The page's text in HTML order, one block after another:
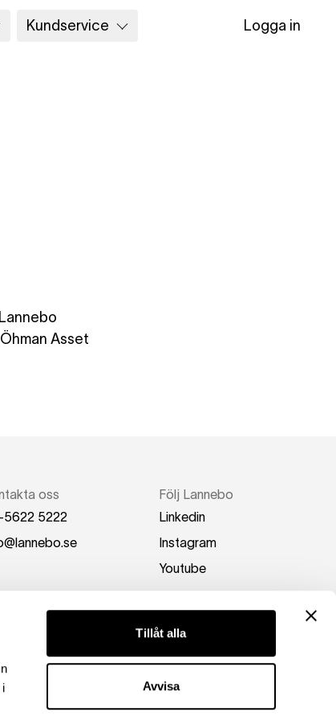
i
Tillåt alla
Avvisa
Kundservice Logga in
Asset
oss
5222
Följ Lannebo
Linkedin
Instagram
Youtube